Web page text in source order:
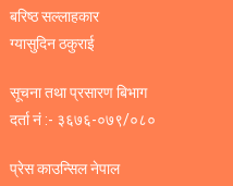
बरिष्ठ सल्लाहकार
ग्यासुदिन ठकुराई
सूचना तथा प्रसारण बिभाग
दर्ता नं :- ३६७६-०७९/०८०
प्रेस काउन्सिल नेपाल